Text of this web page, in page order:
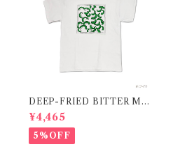
DEEP-FRIED BITTER ME
LON T SHIRT/ 揚げたてゴー
ヤtシャツ 在庫限りで終了
¥4,465
5%OFF